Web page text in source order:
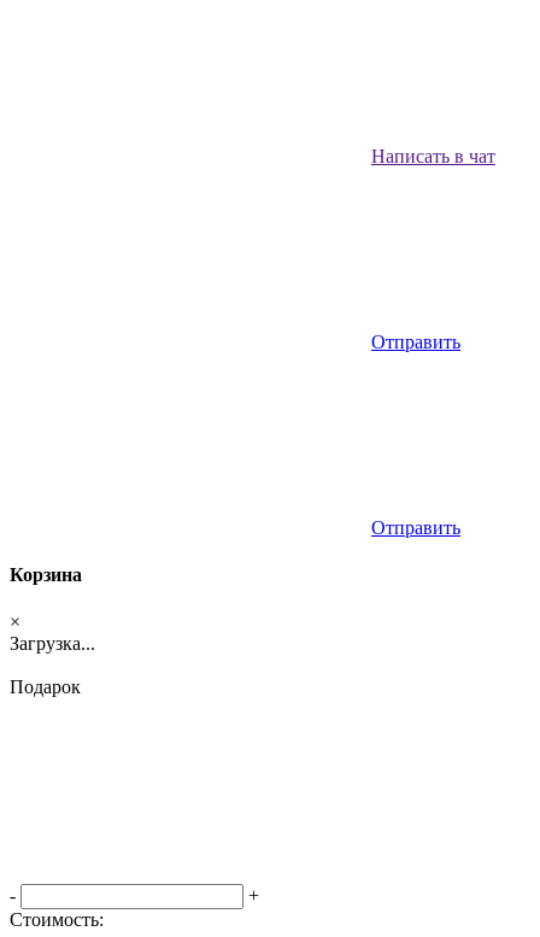
Написать в чат
Отправить
Отправить
Корзина
×
Загрузка...
Подарок
-
+
Стоимость: